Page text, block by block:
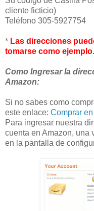
cliente ficticio)
Teléfono 305-5927754
* Las direcciones
tomarse como ejemplo.
Como Ingresar la
Amazon:
Si no sabes como
este enlace: Comprar
Para ingresar nuestra
cuenta en Amazon, una
en la pantalla de